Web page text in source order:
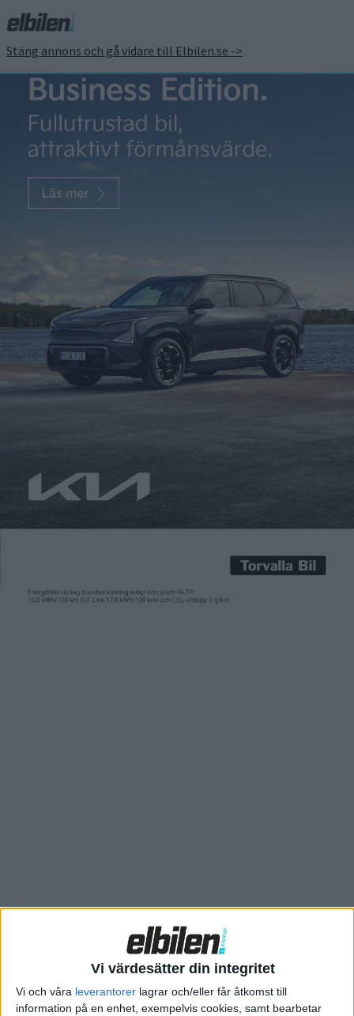
Vi värdesätter din integritet
Vi och våra leverantorer lagrar och/eller får åtkomst till
information på en enhet, exempelvis cookies, samt bearbetar
Stäng annons och gå vidare till Elbilen.se ->
Hyundai låter robotaxi av
Ioniq 5 ta körkort i USA
Carl Undéhn 2 apr 2024
innebär att föraren inte behöver hålla bilen under uppsikt vid
vissa trafikförhållanden. Tanken är att lansera robotaxin i USA
robotaxi baserad på Ioniq 5 som ska vara självkörande i nivå 4.
innebär att föraren inte behöver hålla bilen under uppsikt vid